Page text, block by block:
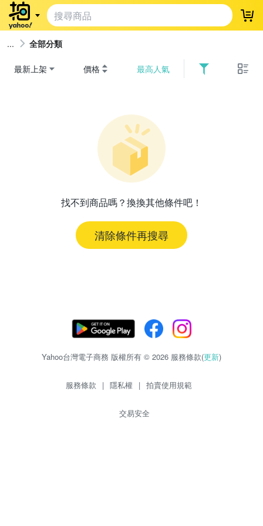
登
全部分類
最新上架 價格 最高人氣
找不到商品嗎？換換其他條件吧！
清除條件再搜尋
Yahoo台灣電子商務 版權所有 © 2026 服務條款(更新)
服務條款 | 隱私權 | 拍賣使用規範
交易安全